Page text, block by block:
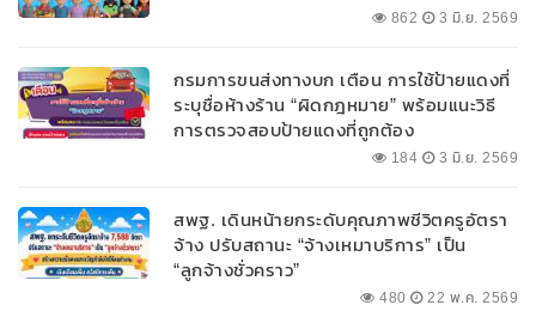
862 3 มิ.ย. 2569
กรมการขนส่งทางบก เตือน การใช้ป้ายแดงที่
ระบุชื่อห้างร้าน “ผิดกฎหมาย” พร้อมแนะวิธี
การตรวจสอบป้ายแดงที่ถูกต้อง
184 3 มิ.ย. 2569
สพฐ. เดินหน้ายกระดับคุณภาพชีวิตครูอัตรา
จ้าง ปรับสถานะ “จ้างเหมาบริการ” เป็น
“ลูกจ้างชั่วคราว”
480 22 พ.ค. 2569